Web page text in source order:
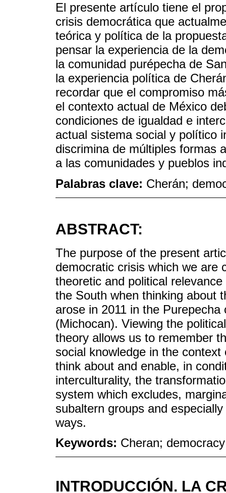
El presente artículo tiene el
crisis democrática que
teórica y política de la
pensar la experiencia de la
la comunidad purépecha de
la experiencia política de
recordar que el compromiso
el contexto actual de México
condiciones de igualdad e
actual sistema social y político
discrimina de múltiples formas
a las comunidades y pueblos
Palabras clave: Cherán;
ABSTRACT:
The purpose of the present
democratic crisis which we are
theoretic and political
the South when thinking about
arose in 2011 in the
(Michocan). Viewing the
theory allows us to remember
social knowledge in the
think about and enable, in
interculturality, the
system which excludes,
subaltern groups and
ways.
Keywords: Cheran;
INTRODUCCIÓN. LA